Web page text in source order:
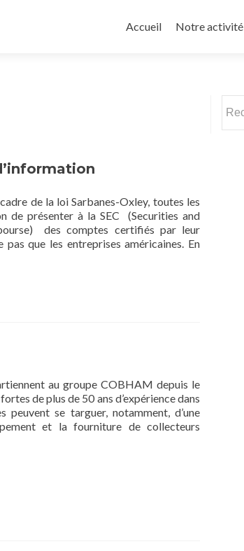
to
Accueil Notre activité
de la loi Sarbanes-Oxley, toutes les
de présenter à la SEC (Securities and
des comptes certifiés par leur
pas que les entreprises américaines. En
au groupe COBHAM depuis le
de plus de 50 ans d’expérience dans
peuvent se targuer, notamment, d’une
et la fourniture de collecteurs